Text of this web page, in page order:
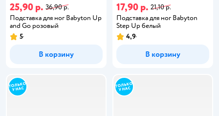
25,90 р. 36,90 р.
Подставка для ног Babyton Up
and Go розовый
5
В корзину
17,90 р. 21,10 р.
Подставка для ног Babyton
Step Up белый
4,9
В корзину